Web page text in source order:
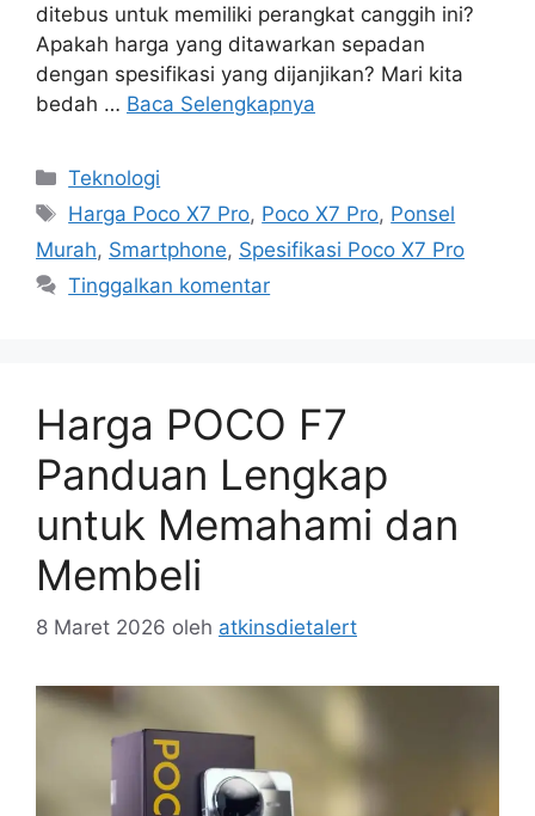
ditebus untuk memiliki perangkat canggih ini?
Apakah harga yang ditawarkan sepadan
dengan spesifikasi yang dijanjikan? Mari kita
bedah … Baca Selengkapnya
Kategori
Teknologi
Tag
Harga Poco X7 Pro, Poco X7 Pro, Ponsel
Murah, Smartphone, Spesifikasi Poco X7 Pro
Tinggalkan komentar
Harga POCO F7
Panduan Lengkap
untuk Memahami dan
Membeli
8 Maret 2026 oleh atkinsdietalert